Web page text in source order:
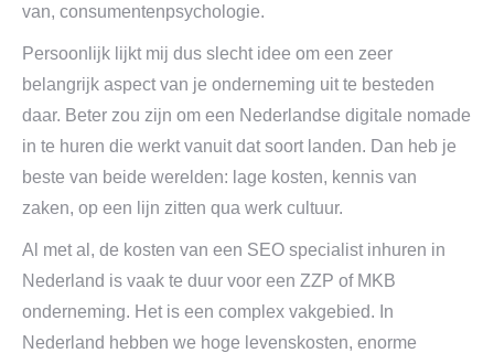
van, consumentenpsychologie.
Persoonlijk lijkt mij dus slecht idee om een zeer
belangrijk aspect van je onderneming uit te besteden
daar. Beter zou zijn om een Nederlandse digitale nomade
in te huren die werkt vanuit dat soort landen. Dan heb je
beste van beide werelden: lage kosten, kennis van
zaken, op een lijn zitten qua werk cultuur.
Al met al, de kosten van een SEO specialist inhuren in
Nederland is vaak te duur voor een ZZP of MKB
onderneming. Het is een complex vakgebied. In
Nederland hebben we hoge levenskosten, enorme